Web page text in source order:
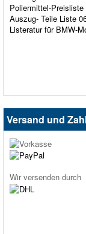
Poliermittel-Preisliste
Auszug- Teile Liste
Listeratur für BMW-
Versand und
Wir versenden durch